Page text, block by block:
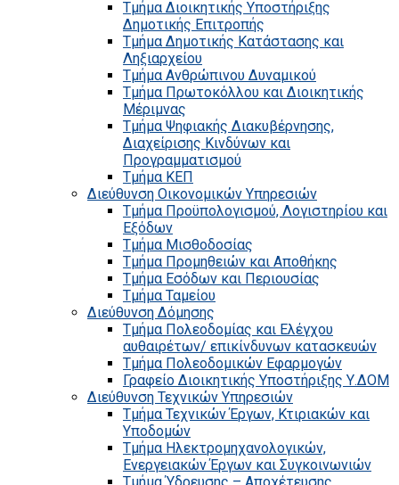
Τμήμα Διοικητικής Υποστήριξης
Δημοτικής Επιτροπής
Τμήμα Δημοτικής Κατάστασης και
Ληξιαρχείου
Τμήμα Ανθρώπινου Δυναμικού
Τμήμα Πρωτοκόλλου και Διοικητικής
Μέριμνας
Τμήμα Ψηφιακής Διακυβέρνησης,
Διαχείρισης Κινδύνων και
Προγραμματισμού
Τμήμα ΚΕΠ
Διεύθυνση Οικονομικών Υπηρεσιών
Τμήμα Προϋπολογισμού, Λογιστηρίου και
Εξόδων
Τμήμα Μισθοδοσίας
Τμήμα Προμηθειών και Αποθήκης
Τμήμα Εσόδων και Περιουσίας
Τμήμα Ταμείου
Διεύθυνση Δόμησης
Τμήμα Πολεοδομίας και Ελέγχου
αυθαιρέτων/ επικίνδυνων κατασκευών
Τμήμα Πολεοδομικών Εφαρμογών
Γραφείο Διοικητικής Υποστήριξης Υ.ΔΟΜ
Διεύθυνση Τεχνικών Υπηρεσιών
Τμήμα Τεχνικών Έργων, Κτιριακών και
Υποδομών
Τμήμα Ηλεκτρομηχανολογικών,
Ενεργειακών Έργων και Συγκοινωνιών